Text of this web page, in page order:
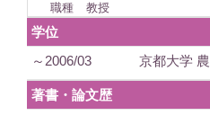
職種
教授
学位
～2006/03
京都大学
著書・論文歴